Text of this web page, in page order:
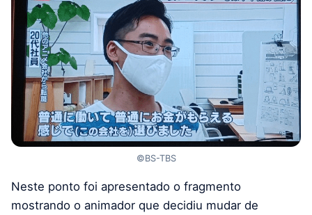
©BS-TBS
Neste ponto foi apresentado o fragmento
mostrando o animador que decidiu mudar de